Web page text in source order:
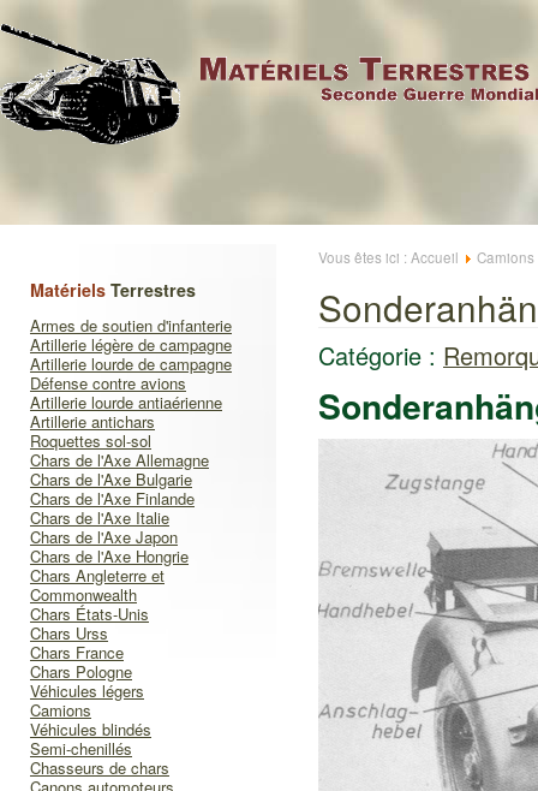
Matériels Terrestres
Armes de soutien d'infanterie
Artillerie légère de campagne
Artillerie lourde de campagne
Défense contre avions
Artillerie lourde antiaérienne
Artillerie antichars
Roquettes sol-sol
Chars de l'Axe Allemagne
Chars de l'Axe Bulgarie
Chars de l'Axe Finlande
Chars de l'Axe Italie
Chars de l'Axe Japon
Chars de l'Axe Hongrie
Chars Angleterre et
Commonwealth
Chars États-Unis
Chars Urss
Chars France
Chars Pologne
Véhicules légers
Camions
Véhicules blindés
Semi-chenillés
Chasseurs de chars
Vous êtes ici : Accueil Camions
Catégorie :